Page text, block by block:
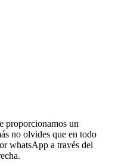
proporcionamos un
no olvides que en todo
whatsApp a través del